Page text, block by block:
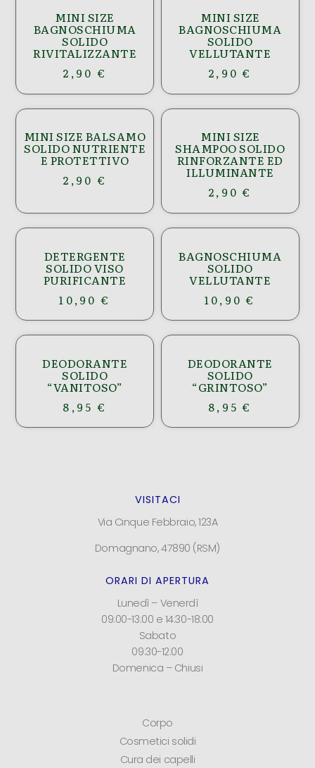
MINI SIZE
BAGNOSCHIUMA
SOLIDO
RIVITALIZZANTE
2,90€
MINI SIZE
BAGNOSCHIUMA
SOLIDO
VELLUTANTE
2,90€
MINI SIZE BALSAMO
SOLIDO NUTRIENTE
E PROTETTIVO
2,90€
MINI SIZE
SHAMPOO SOLIDO
RINFORZANTE ED
ILLUMINANTE
2,90€
DETERGENTE
SOLIDO VISO
PURIFICANTE
10,90€
BAGNOSCHIUMA
SOLIDO
VELLUTANTE
10,90€
DEODORANTE
SOLIDO
“VANITOSO”
8,95€
DEODORANTE
SOLIDO
“GRINTOSO”
8,95€
VISITACI
Via Cinque Febbraio, 123A
Domagnano, 47890 (RSM)
ORARI DI APERTURA
Lunedì – Venerdì
09:00-13:00 e 14:30-18:00
Sabato
09:30-12:00
Domenica – Chiusi
Corpo
Cosmetici solidi
Cura dei capelli